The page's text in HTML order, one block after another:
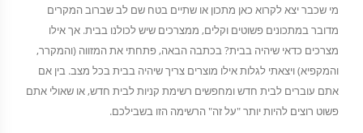
מי שכבר יצא לקרוא כאן מתכון או שתיים בטח שם לב שברוב המקרים
מדובר במתכונים פשוטים וקלים, ממצרכים שיש לכולנו בבית. אך אילו
מצרכים כדאי שיהיה בבית? בכתבה הבאה, פתחתי את המזווה (והמקרר,
והמקפיא) ויצאתי לגלות אילו מוצרים צריך שיהיה בבית בכל מצב. בין אם
אתם עוברים לבית חדש ומחפשים רשימת קניות לבית חדש, או שאולי אתם
פשוט רוצים להיות יותר "על זה" הרשימה הזו בשבילכם.